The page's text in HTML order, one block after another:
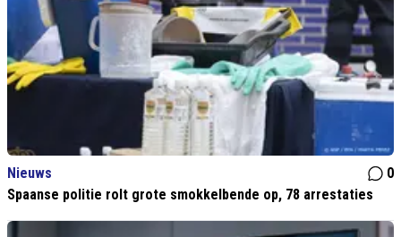
Nieuws
0
Spaanse politie rolt grote smokkelbende op, 78 arrestaties